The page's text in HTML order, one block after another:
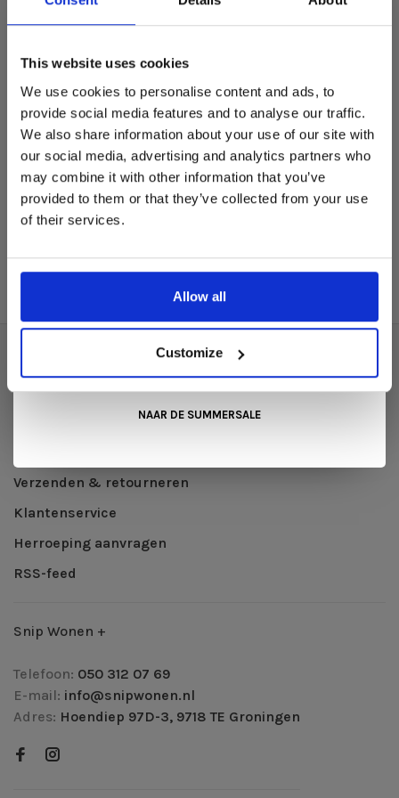
This website uses cookies
We use cookies to personalise content and ads, to
provide social media features and to analyse our traffic.
We also share information about your use of our site with
our social media, advertising and analytics partners who
may combine it with other information that you’ve
provided to them or that they’ve collected from your use
of their services.
Allow all
Customize
HAG
HAG Futu 1100
Algemene voorwaarden
Verzenden & retourneren
Klantenservice
Herroeping aanvragen
RSS-feed
Snip Wonen +
Telefoon: 050 312 07 69
E-mail: info@snipwonen.nl
Adres: Hoendiep 97D-3, 9718 TE Groningen
woonaccessoires aan te schaffen met aantrekkelijke kortingen.
In onze showroom vind je een uitgebreide selectie
designmeubelen van gerenommeerde Nederlandse en Europese
merken. Onder andere showroommodellen vanHarvink,
Gelderland,Swedese,Sculptures JeuxenArtisanzijn nu extra
voordelig verkrijgbaar. Profiteer van unieke aanbiedingen zolang
de voorraad strekt!
Liever nieuw bestellen? Ook dan krijgt u een vriendelijke
designmeubel geheel naar wens samen te stellen, met de
mag verwachten.
Kom langs in onze showroom, doe inspiratie op en ontdek de
mooiste aanbiedingen tijdens de
Summer Sale van Snip
. De koffie of thee staat voor je klaar!
NAAR DE SUMMERSALE